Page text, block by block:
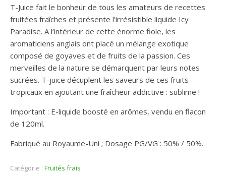
T-Juice fait le bonheur de tous les amateurs de recettes
fruitées fraîches et présente l’irrésistible liquide Icy
Paradise. A l’intérieur de cette énorme fiole, les
aromaticiens anglais ont placé un mélange exotique
composé de goyaves et de fruits de la passion. Ces
merveilles de la nature se démarquent par leurs notes
sucrées. T-juice décuplent les saveurs de ces fruits
tropicaux en ajoutant une fraîcheur addictive : sublime !
Important : E-liquide boosté en arômes, vendu en flacon
de 120ml.
Fabriqué au Royaume-Uni ; Dosage PG/VG : 50% / 50%.
Catégorie : Fruités frais